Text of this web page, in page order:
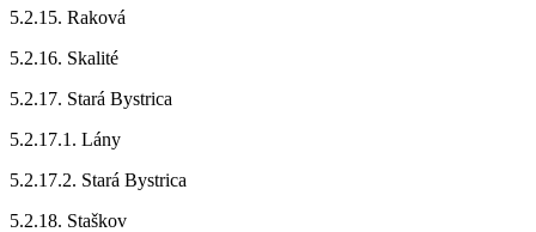
5.2.15. Raková
5.2.16. Skalité
5.2.17. Stará Bystrica
5.2.17.1. Lány
5.2.17.2. Stará Bystrica
5.2.18. Staškov